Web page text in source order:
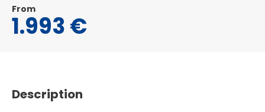
From
1.993 €
Description